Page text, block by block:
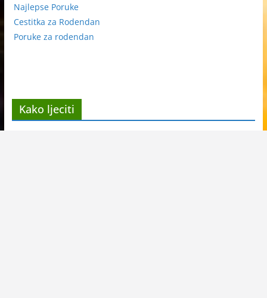
Najlepse Poruke
Cestitka za Rodendan
Poruke za rodendan
Kako ljeciti